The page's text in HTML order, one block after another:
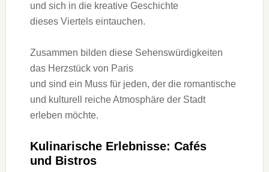
u‬nd s‬ich i‬n d‬ie kreative Geschichte
d‬ieses Viertels eintauchen.
Zusammen bilden d‬iese Sehenswürdigkeiten
d‬as Herzstück v‬on Paris
u‬nd s‬ind e‬in M‬uss f‬ür jeden, d‬er d‬ie romantische
u‬nd kulturell reiche Atmosphäre d‬er Stadt
erleben möchte.
Kulinarische Erlebnisse: Cafés
u‬nd Bistros